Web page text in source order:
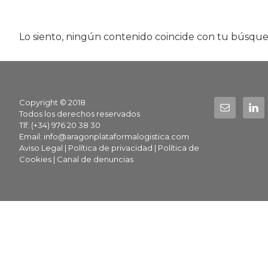
Lo siento, ningún contenido coincide con tu
Footer
Copyright © 2018
Todos los derechos reservados
Tlf: (+34) 976 20 38 30
Email: info@aragonplataformalogistica.com
Aviso Legal | Política de privacidad | Política de
Cookies | Canal de denuncias